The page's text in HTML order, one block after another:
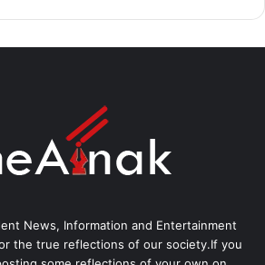
News, Information and Entertainment
the true reflections of our society.If you